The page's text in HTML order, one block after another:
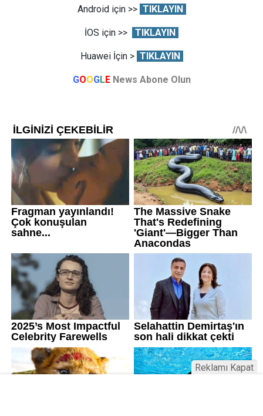
Android için >> TIKLAYIN
İOS için >> TIKLAYIN
Huawei İçin > TIKLAYIN
GOOGLE News Abone Olun
Reklamı Kapat